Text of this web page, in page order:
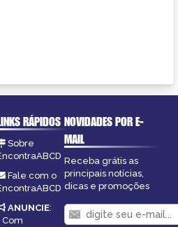
RÁPIDOS
Sobre
Fale com o
ANUNCIE:
Com
NOVIDADES POR E-
MAIL
Receba grátis as
principais notícias,
dicas e promoções